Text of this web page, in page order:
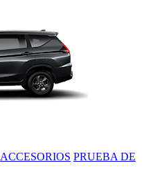
ACCESORIOS PRUEBA DE